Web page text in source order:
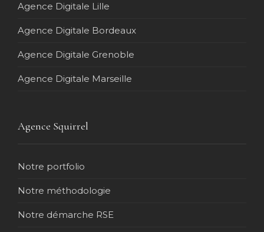
Agence Digitale Lille
Agence Digitale Bordeaux
Agence Digitale Grenoble
Agence Digitale Marseille
Agence Squirrel
Notre portfolio
Notre méthodologie
Notre démarche RSE